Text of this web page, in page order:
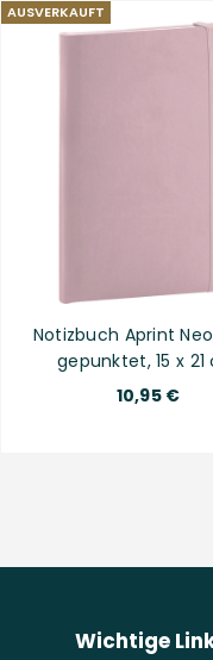
AUSVERKAUFT
Notizbuch Aprint
gepunktet, 15 x 21
Normaler
10,95 €
Wichtige